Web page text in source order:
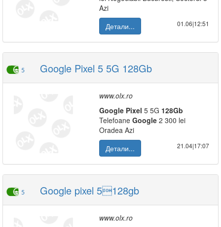
Azi
Детали...
01.06|12:51
5 Google Pixel 5 5G 128Gb
www.olx.ro
Google Pixel 5 5G 128Gb
Telefoane Google 2 300 lei
Oradea Azi
Детали...
21.04|17:07
5 Google pixel 5128gb
www.olx.ro